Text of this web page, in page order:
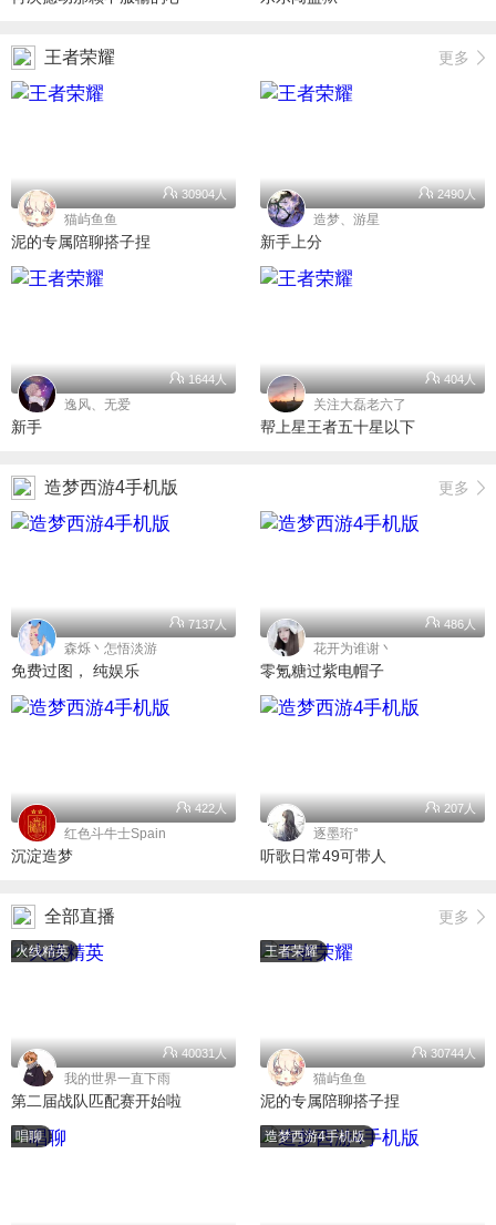
王者荣耀 更多
30904人
猫屿鱼鱼
泥的专属陪聊搭子捏
2490人
造梦、游星
新手上分
1644人
逸风、无爱
新手
404人
关注大磊老六了
帮上星王者五十星以下
造梦西游4手机版 更多
7137人
森烁丶怎悟淡游
免费过图， 纯娱乐
486人
花开为谁谢丶
零氪糖过紫电帽子
422人
红色斗牛士Spain
沉淀造梦
207人
逐墨珩°
听歌日常49可带人
全部直播 更多
火线精英
40031人
我的世界一直下雨
第二届战队匹配赛开始啦
王者荣耀
30744人
猫屿鱼鱼
泥的专属陪聊搭子捏
唱聊 造梦西游4手机版